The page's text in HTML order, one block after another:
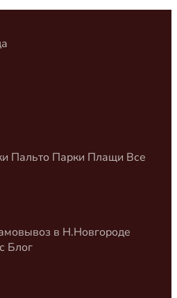
Пальто Парки Плащи Все
в Н.Новгороде
Блог